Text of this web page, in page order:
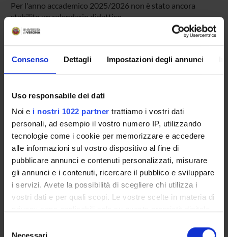
Consenso Dettagli Impostazioni degli annunci
Uso responsabile dei dati
Noi e i nostri 1022 partner trattiamo i vostri dati
personali, ad esempio il vostro numero IP, utilizzando
tecnologie come i cookie per memorizzare e accedere
alle informazioni sul vostro dispositivo al fine di
pubblicare annunci e contenuti personalizzati, misurare
gli annunci e i contenuti, ricercare il pubblico e sviluppare
i servizi. Avete la possibilità di scegliere chi utilizza i
vostri dati e per quali scopi. Le vostre scelte in materia di
modificare o revocare il proprio consenso in qualsiasi
Necessari
Per l'anno accademico 2025/2026 non è stato ancora
stabilito un calendario didattico.
Insegnamenti
Orario lezioni
Piani didattici
Calendario esami
Bacheca avvisi
Proposte tesi e stage
Organi collegiali e di governo
Docenti
Documenti